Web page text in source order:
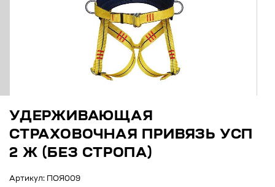
УДЕРЖИВАЮЩАЯ
СТРАХОВОЧНАЯ ПРИВЯЗЬ УСП
2 Ж (БЕЗ СТРОПА)
Артикул: ПОЯ009